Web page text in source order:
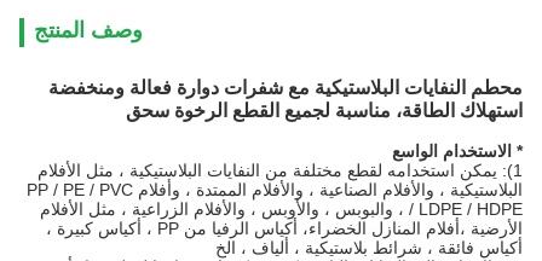
وصف المنتج
محطم النفايات البلاستيكية مع شفرات دوارة فعالة ومنخفضة
استهلاك الطاقة، مناسبة لجميع القطع الرخوة سحق
* الاستخدام الواسع
1): يمكن استخدامه لقطع مختلفة من النفايات البلاستيكية ، مثل الأفلام
البلاستيكية ، والأفلام الصناعية ، والأفلام الممتدة ، وأفلام PP / PE / PVC
/ LDPE / HDPE ، والبوبس ، والأوبس ، والأفلام الزراعية ، مثل الأفلام
الأرضية ،أفلام المنازل الخضراء، أكياس الرفيا من PP ، أكياس كبيرة ،
أكياس فائقة ، شرائط بلاستيكية ، ألياف ، الخ